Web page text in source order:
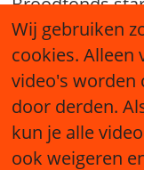
tip een
Wij gebruiken
cookies. Alleen
video's worden
door derden.
kun je alle
ook weigeren